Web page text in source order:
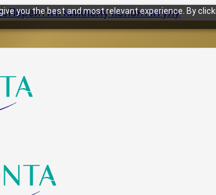
you the best and most relevant experience. By
Перейти к нижнему колонтитулу